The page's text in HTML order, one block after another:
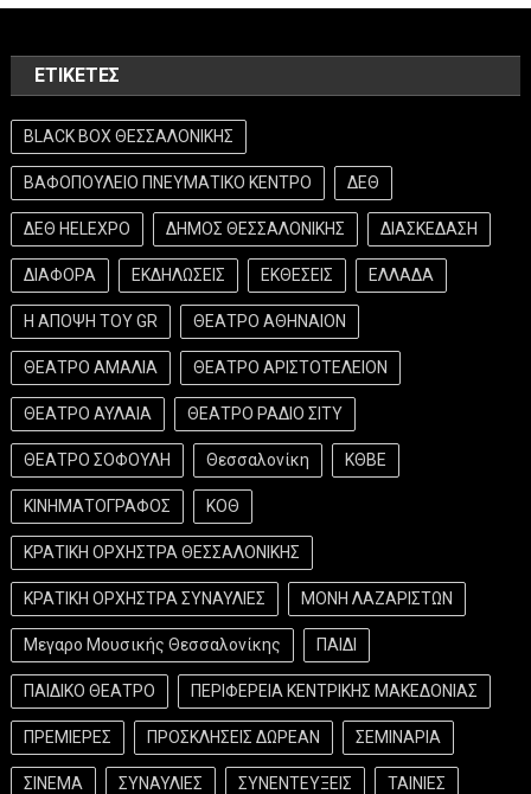
ΕΤΙΚΈΤΕΣ
BLACK BOX ΘΕΣΣΑΛΟΝΙΚΗΣ
ΒΑΦΟΠΟΥΛΕΙΟ ΠΝΕΥΜΑΤΙΚΟ ΚΕΝΤΡΟ ΔΕΘ
ΔΕΘ HELEXPO ΔΗΜΟΣ ΘΕΣΣΑΛΟΝΙΚΗΣ ΔΙΑΣΚΕΔΑΣΗ
ΔΙΑΦΟΡΑ ΕΚΔΗΛΩΣΕΙΣ ΕΚΘΕΣΕΙΣ ΕΛΛΑΔΑ
Η ΑΠΟΨΗ ΤΟΥ GR ΘΕΑΤΡΟ ΑΘΗΝΑΙΟΝ
ΘΕΑΤΡΟ ΑΜΑΛΙΑ ΘΕΑΤΡΟ ΑΡΙΣΤΟΤΕΛΕΙΟΝ
ΘΕΑΤΡΟ ΑΥΛΑΙΑ ΘΕΑΤΡΟ ΡΑΔΙΟ ΣΙΤΥ
ΘΕΑΤΡΟ ΣΟΦΟΥΛΗ Θεσσαλονίκη ΚΘΒΕ
ΚΙΝΗΜΑΤΟΓΡΑΦΟΣ ΚΟΘ
ΚΡΑΤΙΚΗ ΟΡΧΗΣΤΡΑ ΘΕΣΣΑΛΟΝΙΚΗΣ
ΚΡΑΤΙΚΗ ΟΡΧΗΣΤΡΑ ΣΥΝΑΥΛΙΕΣ ΜΟΝΗ ΛΑΖΑΡΙΣΤΩΝ
Μεγαρο Μουσικής Θεσσαλονίκης ΠΑΙΔΙ
ΠΑΙΔΙΚΟ ΘΕΑΤΡΟ ΠΕΡΙΦΕΡΕΙΑ ΚΕΝΤΡΙΚΗΣ ΜΑΚΕΔΟΝΙΑΣ
ΠΡΕΜΙΕΡΕΣ ΠΡΟΣΚΛΗΣΕΙΣ ΔΩΡΕΑΝ ΣΕΜΙΝΑΡΙΑ
ΣΙΝΕΜΑ ΣΥΝΑΥΛΙΕΣ ΣΥΝΕΝΤΕΥΞΕΙΣ ΤΑΙΝΙΕΣ